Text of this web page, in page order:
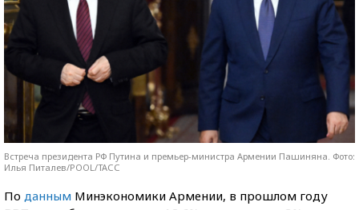
Встреча президента РФ Путина и премьер-министра Армении Пашиняна. Фото:
Илья Питалев/POOL/ТАСС
По данным Минэкономики Армении, в прошлом году